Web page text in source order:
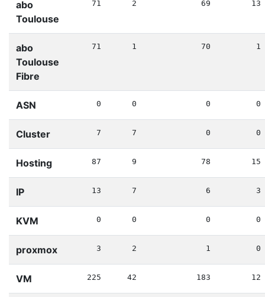
abo
Toulouse
71 2 69 13
abo
Toulouse
Fibre
71 1 70 1
ASN 0 0 0 0
Cluster 7 7 0 0
Hosting 87 9 78 15
IP 13 7 6 3
KVM 0 0 0 0
proxmox 3 2 1 0
VM 225 42 183 12